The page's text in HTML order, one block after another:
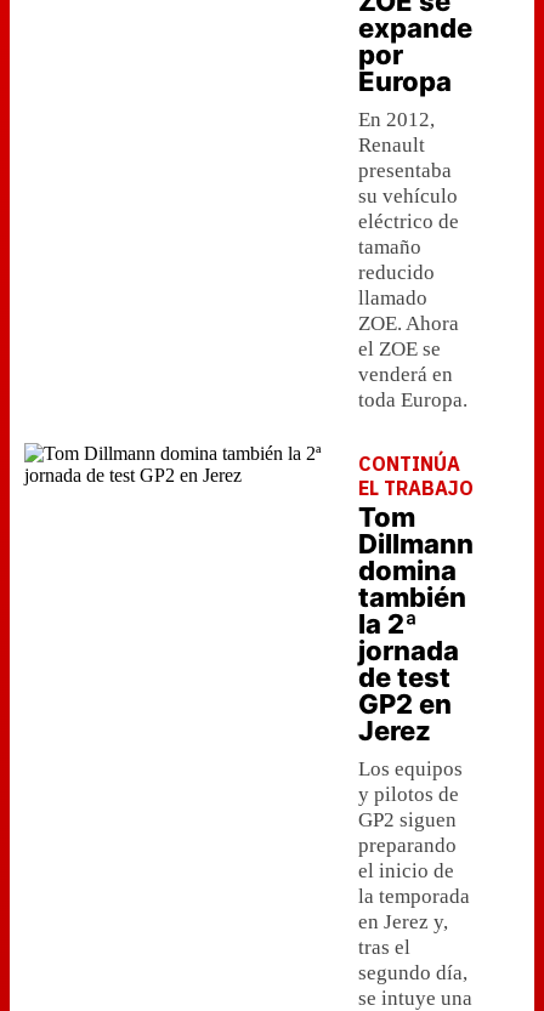
expande
por
Europa
En 2012,
Renault
presentaba
su vehículo
eléctrico de
tamaño
reducido
llamado
ZOE. Ahora
el ZOE se
venderá en
toda Europa.
CONTINÚA
EL TRABAJO
Tom
Dillmann
domina
también
la 2ª
jornada
de test
GP2 en
Jerez
Los equipos
y pilotos de
GP2 siguen
preparando
el inicio de
la temporada
en Jerez y,
tras el
segundo día,
se intuye una